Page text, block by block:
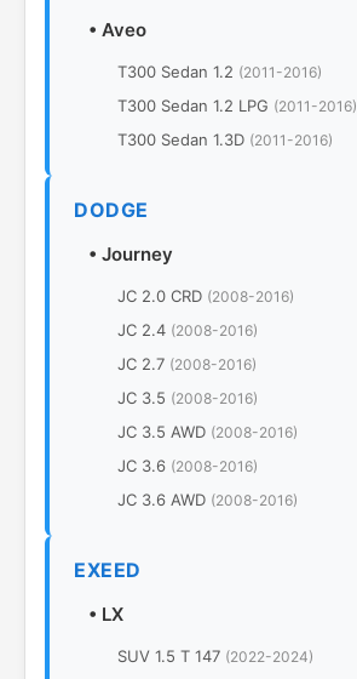
• Aveo
T300 Sedan 1.2 (2011-2016)
T300 Sedan 1.2 LPG (2011-2016)
T300 Sedan 1.3D (2011-2016)
DODGE
• Journey
JC 2.0 CRD (2008-2016)
JC 2.4 (2008-2016)
JC 2.7 (2008-2016)
JC 3.5 (2008-2016)
JC 3.5 AWD (2008-2016)
JC 3.6 (2008-2016)
JC 3.6 AWD (2008-2016)
EXEED
• LX
SUV 1.5 T 147 (2022-2024)